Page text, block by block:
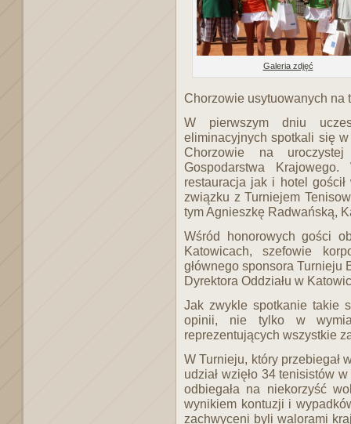
Galeria zdjęć
Chorzowie usytuowanych na
W pierwszym dniu
eliminacyjnych spotkali się
Chorzowie na
Gospodarstwa
restauracja jak i hotel
związku z Turniejem
tym Agnieszkę Radwańską,
Wśród honorowych gości
Katowicach, szefowie
głównego sponsora
Dyrektora Oddziału w
Jak zwykle spotkanie takie
opinii, nie tylko w
reprezentujących wszystkie
W Turnieju, który przebiegał
udział wzięło 34 tenisistów
odbiegała na niekorzyść
wynikiem kontuzji i
zachwyceni byli walorami